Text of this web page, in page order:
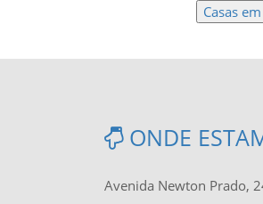
Casas
ONDE
Avenida Newton Prado,